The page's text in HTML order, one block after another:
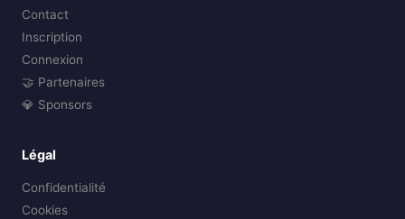
Contact
Inscription
Connexion
🤝 Partenaires
💎 Sponsors
Légal
Confidentialité
Cookies